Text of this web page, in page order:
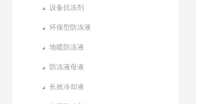
设备抗冻剂
环保型防冻液
地暖防冻液
防冻液母液
长效冷却液